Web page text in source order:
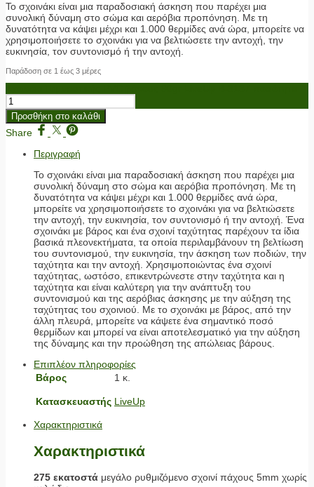
Το σχοινάκι είναι μια παραδοσιακή άσκηση που παρέχει μια
συνολική δύναμη στο σώμα και αερόβια προπόνηση. Με τη
δυνατότητα να κάψει μέχρι και 1.000 θερμίδες ανά ώρα, μπορείτε να
χρησιμοποιήσετε το σχοινάκι για να βελτιώσετε την αντοχή, την
ευκινησία, τον συντονισμό ή την αντοχή.
Παράδοση σε 1 έως 3 μέρες
Προσθήκη στο καλάθι
Share
Περιγραφή
Το σχοινάκι είναι μια παραδοσιακή άσκηση που παρέχει μια
συνολική δύναμη στο σώμα και αερόβια προπόνηση. Με τη
δυνατότητα να κάψει μέχρι και 1.000 θερμίδες ανά ώρα,
μπορείτε να χρησιμοποιήσετε το σχοινάκι για να βελτιώσετε
την αντοχή, την ευκινησία, τον συντονισμό ή την αντοχή. Ένα
σχοινάκι με βάρος και ένα σχοινί ταχύτητας παρέχουν τα ίδια
βασικά πλεονεκτήματα, τα οποία περιλαμβάνουν τη βελτίωση
του συντονισμού, την ευκινησία, την άσκηση των ποδιών, την
ταχύτητα και την αντοχή. Χρησιμοποιώντας ένα σχοινί
ταχύτητας, ωστόσο, επικεντρώνεστε στην ταχύτητα και η
ταχύτητα και είναι καλύτερη για την ανάπτυξη του
συντονισμού και της αερόβιας άσκησης με την αύξηση της
ταχύτητας του σχοινιού. Με το σχοινάκι με βάρος, από την
άλλη πλευρά, μπορείτε να κάψετε ένα σημαντικό ποσό
θερμίδων και μπορεί να είναι αποτελεσματικό για την αύξηση
της δύναμης και την προώθηση της απώλειας βάρους.
Επιπλέον πληροφορίες
Βάρος
1 κ.
Κατασκευαστής LiveUp
Χαρακτηριστικά
Χαρακτηριστικά
275 εκατοστά μεγάλο ρυθμιζόμενο σχοινί πάχους 5mm χωρίς